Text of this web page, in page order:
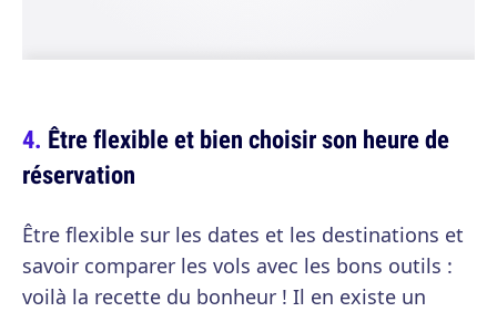
Être flexible et bien choisir son heure de
réservation
Être flexible sur les dates et les destinations et
savoir comparer les vols avec les bons outils :
voilà la recette du bonheur ! Il en existe un